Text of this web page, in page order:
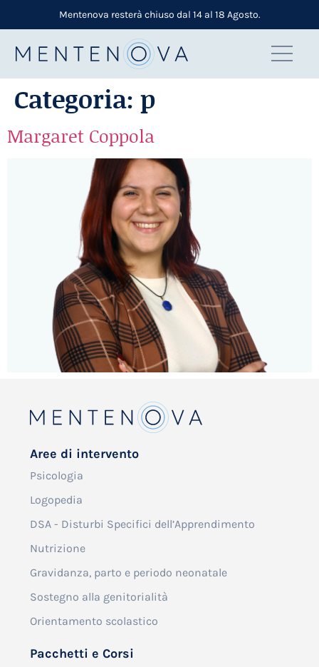
Mentenova resterà chiuso dal 14 al 18 Agosto.
Categoria: p
Margaret Coppola
Aree di intervento
Psicologia
Logopedia
DSA - Disturbi Specifici dell’Apprendimento
Nutrizione
Gravidanza, parto e periodo neonatale
Sostegno alla genitorialità
Orientamento scolastico
Pacchetti e Corsi